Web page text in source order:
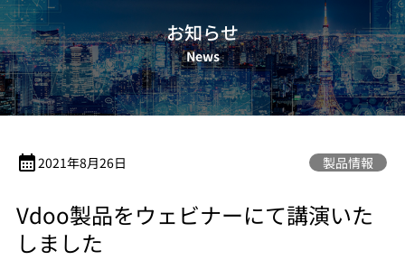
お知らせ
News
calendar_month2021年8月26日 製品情報
Vdoo製品をウェビナーにて講演いた
しました